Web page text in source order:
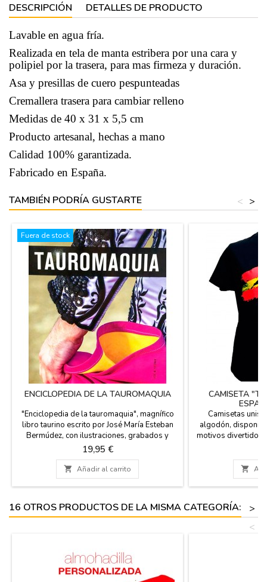
DESCRIPCIÓN DETALLES DE PRODUCTO
Lavable en agua fría.
Realizada en tela de manta estribera por una cara y
polipiel por la trasera, para mas firmeza y duración.
Asa y presillas de cuero pespunteadas
Cremallera trasera para cambiar relleno
Medidas de 40 x 31 x 5,5 cm
Producto artesanal, hechas a mano
Calidad 100% garantizada.
Fabricado en España.
TAMBIÉN PODRÍA GUSTARTE >
<
Fuera de stock
ENCICLOPEDIA DE LA TAUROMAQUIA
"Enciclopedia de la tauromaquia", magnífico
libro taurino escrito por José Marí­a Esteban
Bermúdez, con ilustraciones, grabados y
fotografías históricas y de gran calidad. Es un
manual imprescindible con una visión general
del mundo del toro y con un diccionario
enciclopédico de sus protagonistas.Medidas:
20 x 27 cm (cartoné con sobrecubierta)Está
Precio
19,95 €
 Añadir al carrito
CAMISETA
Camisetas
algodón,
motivos divertidos

16 OTROS PRODUCTOS DE LA MISMA CATEGORÍA:
>
<